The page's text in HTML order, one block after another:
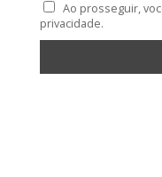
Ao prosseguir,
privacidade.